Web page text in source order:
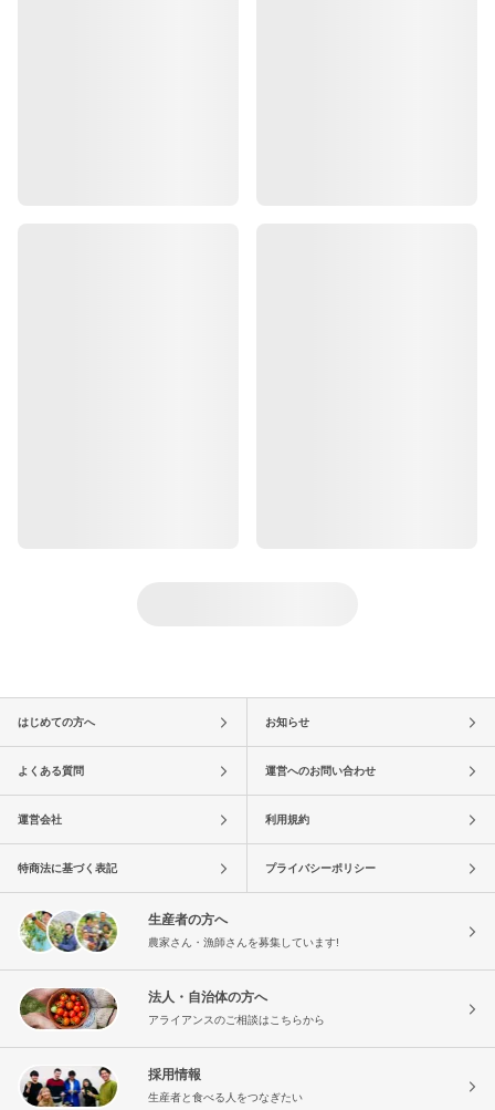
はじめての方へ お知らせ
よくある質問 運営へのお問い合わせ
運営会社 利用規約
特商法に基づく表記 プライバシーポリシー
生産者の方へ
農家さん・漁師さんを募集しています!
法人・自治体の方へ
アライアンスのご相談はこちらから
採用情報
生産者と食べる人をつなぎたい